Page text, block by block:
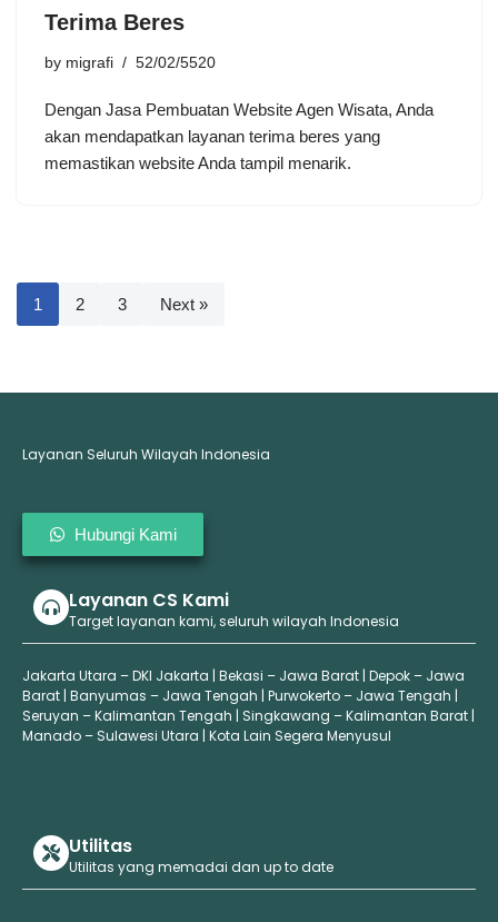
Terima Beres
by migrafi 52/02/5520
Dengan Jasa Pembuatan Website Agen Wisata, Anda
akan mendapatkan layanan terima beres yang
memastikan website Anda tampil menarik.
1 2 3 Next »
Layanan Seluruh Wilayah Indonesia
Hubungi Kami
Layanan CS Kami
Target layanan kami, seluruh wilayah Indonesia
Jakarta Utara – DKI Jakarta | Bekasi – Jawa Barat | Depok – Jawa
Barat | Banyumas – Jawa Tengah | Purwokerto – Jawa Tengah |
Seruyan – Kalimantan Tengah | Singkawang – Kalimantan Barat |
Manado – Sulawesi Utara | Kota Lain Segera Menyusul
Utilitas
Utilitas yang memadai dan up to date